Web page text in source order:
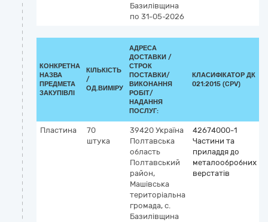
Базилівщина
по 31-05-2026
КОНКРЕТНА
НАЗВА
ПРЕДМЕТА
ЗАКУПІВЛІ
КІЛЬКІСТЬ
/
ОД.ВИМІРУ
АДРЕСА
ДОСТАВКИ /
СТРОК
ПОСТАВКИ/
ВИКОНАННЯ
РОБІТ/
НАДАННЯ
ПОСЛУГ:
КЛАСИФІКАТОР ДК
021:2015 (CPV)
Пластина
70
штука
39420 Україна
Полтавська
область
Полтавський
район,
Машівська
територіальна
громада, с.
Базилівщина
42674000-1
Частини та
приладдя до
металообробних
верстатів